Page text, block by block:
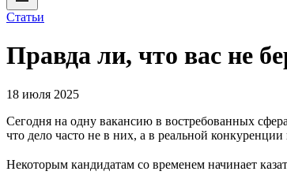
Статьи
Правда ли, что вас не
18 июля 2025
Сегодня на одну вакансию в востребованных
что дело часто не в них, а в реальной
Некоторым кандидатам со временем начинает